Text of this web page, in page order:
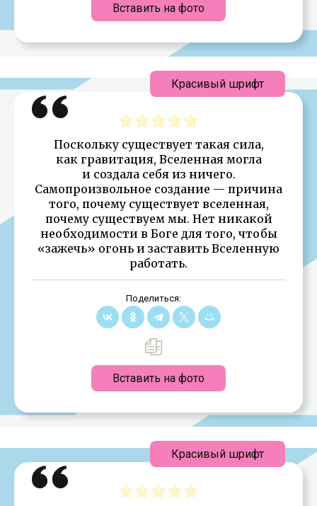
Вставить на фото
Поскольку существует такая сила,
как гравитация, Вселенная могла
и создала себя из ничего.
Самопроизвольное создание — причина
того, почему существует вселенная,
почему существуем мы. Нет никакой
необходимости в Боге для того, чтобы
«зажечь» огонь и заставить Вселенную
работать.
Поделиться:
Вставить на фото
Красивый шрифт
Красивый шрифт